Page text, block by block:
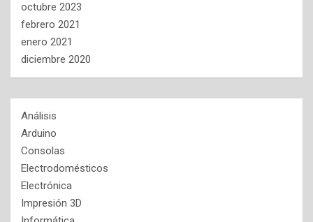
octubre 2023
febrero 2021
enero 2021
diciembre 2020
Análisis
Arduino
Consolas
Electrodomésticos
Electrónica
Impresión 3D